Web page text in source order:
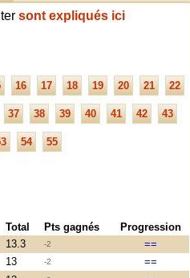
sont expliqués ici
16 17 18 19 20 21 22
37 38 39 40 41 42 43
54 55
Total Pts gagnés
Progression
13.3 -2
==
13 -2
==